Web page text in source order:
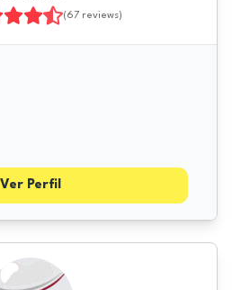
(67 reviews)
Ver Perfil